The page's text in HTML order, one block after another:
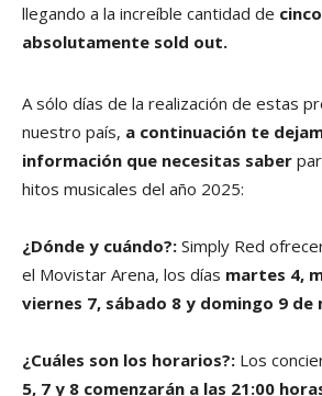
llegando a la increíble cantidad de
absolutamente sold out.
A sólo días de la realización de estas
nuestro país, a continuación te
información que necesitas saber
hitos musicales del año 2025:
¿Dónde y cuándo?: Simply Red
el Movistar Arena, los días martes 4,
viernes 7, sábado 8 y domingo 9 de
¿Cuáles son los horarios?: Los
5, 7 y 8 comenzarán a las 21:00